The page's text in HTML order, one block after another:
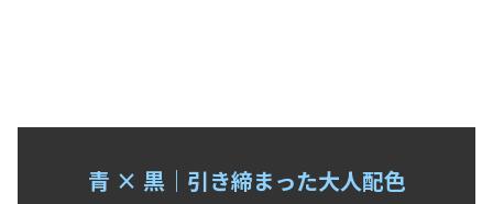
青 × 黒｜引き締まった大人配色